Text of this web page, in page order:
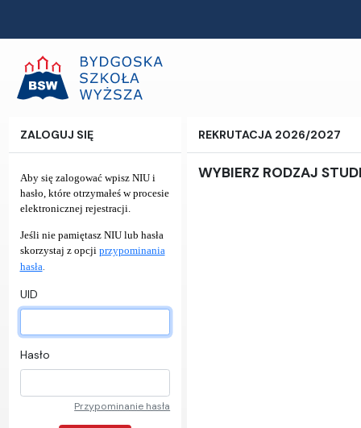
ZALOGUJ SIĘ
Aby się zalogować wpisz NIU i
hasło, które otrzymałeś w procesie
elektronicznej rejestracji.
Jeśli nie pamiętasz NIU lub hasła
skorzystaj z opcji przypominania
hasła
UID
Hasło
Przypominanie hasła
REKRUTACJA 2026/2027
WYBIERZ RODZAJ